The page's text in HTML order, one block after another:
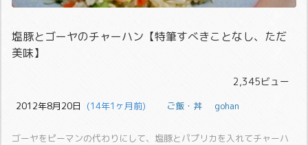
塩豚とゴーヤのチャーハン【特筆すべきことなし、ただ
美味】
2,345ビュー
2012年8月20日
  (14年1ヶ月前)
ご飯・丼 gohan
ゴーヤをピーマンの代わりにして、塩豚とパプリカを入れてチャーハ